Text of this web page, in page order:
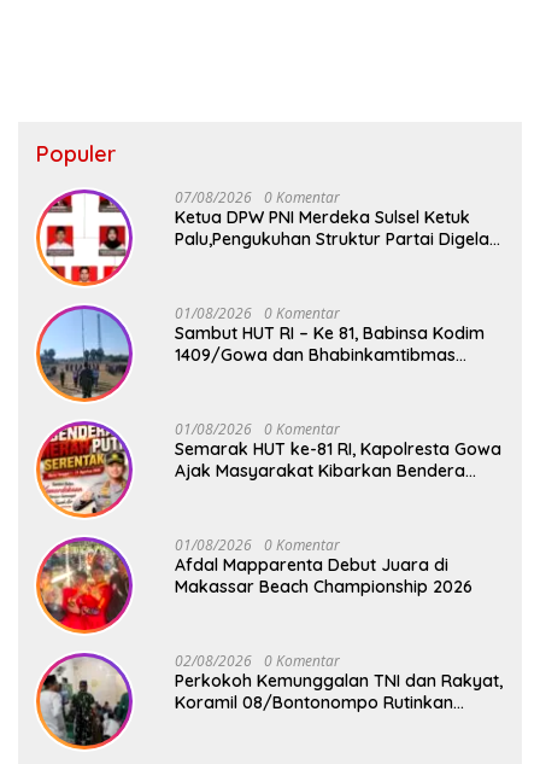
Populer
07/08/2026 0 Komentar
Ketua DPW PNI Merdeka Sulsel Ketuk
Palu,Pengukuhan Struktur Partai Digelar
01/08/2026 0 Komentar
Sambut HUT RI – Ke 81, Babinsa Kodim
1409/Gowa dan Bhabinkamtibmas
01/08/2026 0 Komentar
Semarak HUT ke-81 RI, Kapolresta Gowa
Ajak Masyarakat Kibarkan Bendera
01/08/2026 0 Komentar
Afdal Mapparenta Debut Juara di
Makassar Beach Championship 2026
02/08/2026 0 Komentar
Perkokoh Kemunggalan TNI dan Rakyat,
Koramil 08/Bontonompo Rutinkan